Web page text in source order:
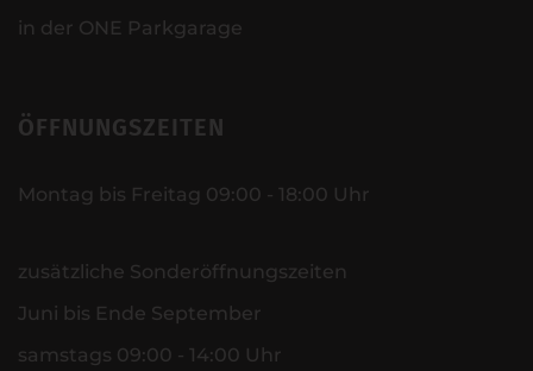
in der ONE Parkgarage
ÖFFNUNGSZEITEN
Montag bis Freitag 09:00 - 18:00 Uhr
zusätzliche Sonderöffnungszeiten
Juni bis Ende September
samstags 09:00 - 14:00 Uhr